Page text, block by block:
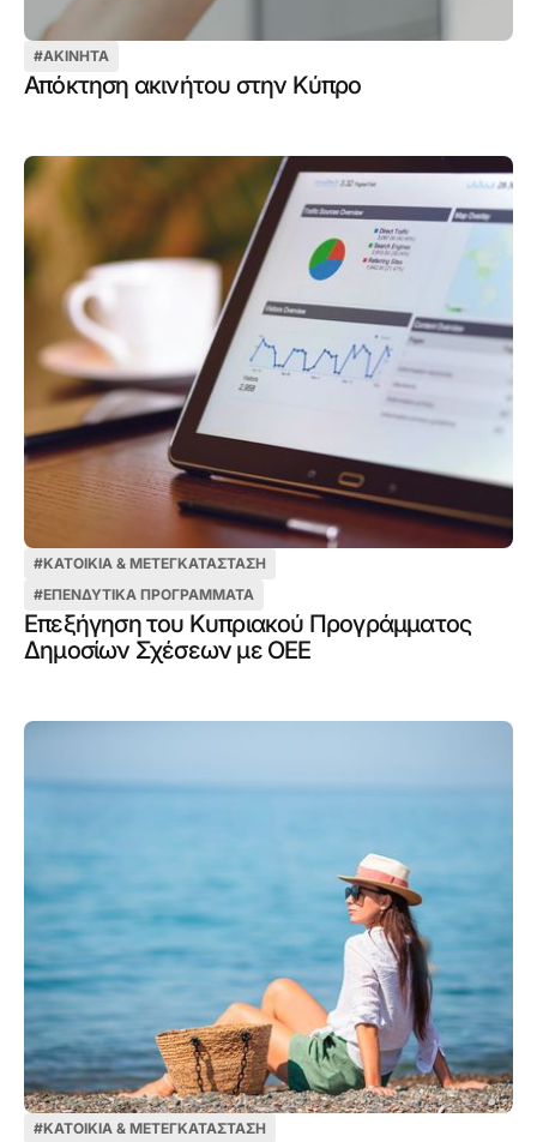
#ΑΚΊΝΗΤΑ
Απόκτηση ακινήτου στην Κύπρο
#ΚΑΤΟΙΚΊΑ & ΜΕΤΕΓΚΑΤΆΣΤΑΣΗ
#ΕΠΕΝΔΥΤΙΚΆ ΠΡΟΓΡΆΜΜΑΤΑ
Επεξήγηση του Κυπριακού Προγράμματος
Δημοσίων Σχέσεων με ΟΕΕ
#ΚΑΤΟΙΚΊΑ & ΜΕΤΕΓΚΑΤΆΣΤΑΣΗ